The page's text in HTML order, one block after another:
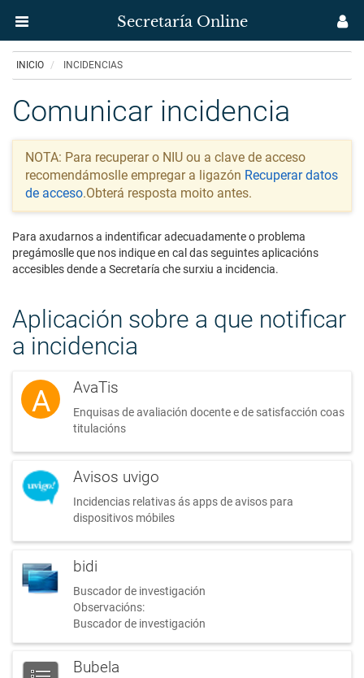
principal
Secretaría Online
Secretaría
Uvigo
-
Incidencias
INICIO INCIDENCIAS
Comunicar incidencia
NOTA: Para recuperar o NIU ou a clave de acceso
recomendámoslle empregar a ligazón Recuperar datos
de acceso.Obterá resposta moito antes.
Para axudarnos a indentificar adecuadamente o problema
pregámoslle que nos indique en cal das seguintes aplicacións
accesibles dende a Secretaría che surxiu a incidencia.
Aplicación sobre a que notificar
a incidencia
A AvaTis
Enquisas de avaliación docente e de satisfacción coas
titulacións
Avisos uvigo
Incidencias relativas ás apps de avisos para
dispositivos móbiles
bidi
Buscador de investigación
Observacións:
Buscador de investigación
Bubela